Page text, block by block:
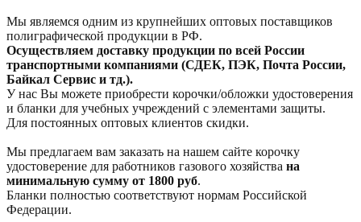
Мы являемся одним из крупнейших оптовых поставщиков
полиграфической продукции в РФ.
Осуществляем доставку продукции по всей России
транспортными компаниями (СДЕК, ПЭК, Почта России,
Байкал Сервис и тд.).
У нас Вы можете приобрести корочки/обложки удостоверения
и бланки для учебных учреждений с элементами защиты.
Для постоянных оптовых клиентов скидки.
Мы предлагаем вам заказать на нашем сайте корочку
удостоверение для работников газового хозяйства на
минимальную сумму от 1800 руб.
Бланки полностью соответствуют нормам Российской
Федерации.